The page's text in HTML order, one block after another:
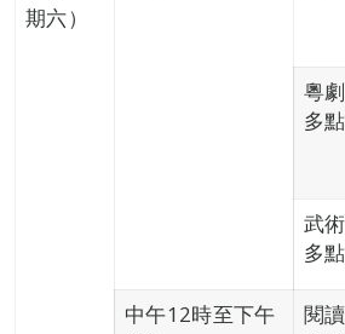
期六）
粵劇
多點
武術
多點
中午12時至下午
閱讀